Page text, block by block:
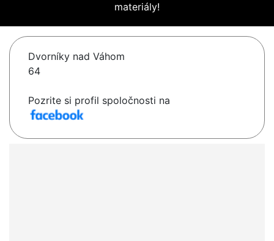
materiály!
Dvorníky nad Váhom
64
Pozrite si profil spoločnosti na